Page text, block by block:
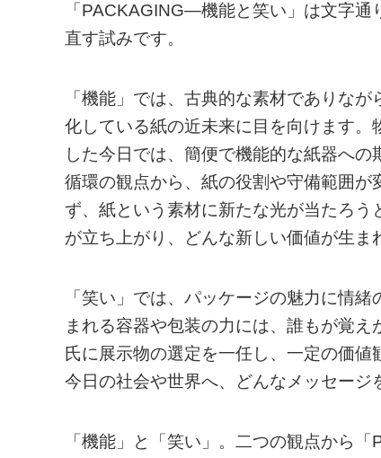
「PACKAGING―機能と笑い」は文字
直す試みです。
「機能」では、古典的な素材でありな
化している紙の近未来に目を向けます
した今日では、簡便で機能的な紙器へ
循環の観点から、紙の役割や守備範囲
ず、紙という素材に新たな光が当たろ
が立ち上がり、どんな新しい価値が生ま
「笑い」では、パッケージの魅力に情
まれる容器や包装の力には、誰もが覚
氏に展示物の選定を一任し、一定の価値
今日の社会や世界へ、どんなメッセージ
「機能」と「笑い」。二つの観点から